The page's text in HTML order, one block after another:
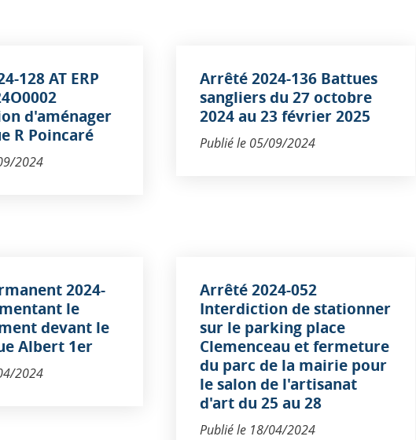
128 AT ERP
d'aménager
R Poincaré
2024
Arrêté 2024-136 Battues
sangliers du 27 octobre
2024 au 23 février 2025
Publié le 05/09/2024
2024-
le
devant le
Albert 1er
2024
Arrêté 2024-052
Interdiction de stationner
sur le parking place
Clemenceau et fermeture
du parc de la mairie pour
le salon de l'artisanat
d'art du 25 au 28
Publié le 18/04/2024